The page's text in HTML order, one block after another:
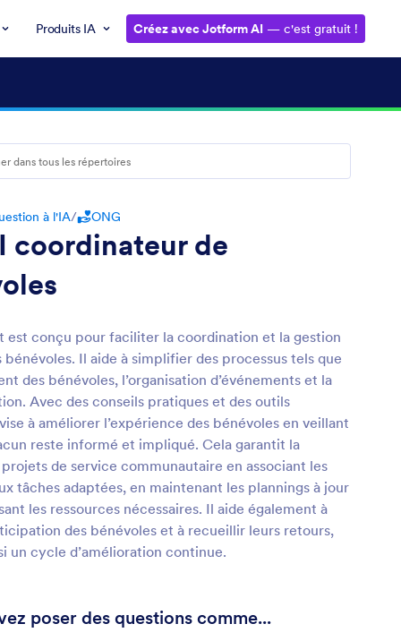
Produits IA Créez avec Jotform AI — c'est gratuit !
à l'IA/ ONG
coordinateur de
est conçu pour faciliter la coordination et la gestion
Il aide à simplifier des processus tels que
des bénévoles, l’organisation d’événements et la
Avec des conseils pratiques et des outils
à améliorer l’expérience des bénévoles en veillant
reste informé et impliqué. Cela garantit la
de service communautaire en associant les
tâches adaptées, en maintenant les plannings à jour
les ressources nécessaires. Il aide également à
des bénévoles et à recueillir leurs retours,
un cycle d’amélioration continue.
poser des questions comme...